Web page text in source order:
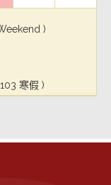
)
寒假 )